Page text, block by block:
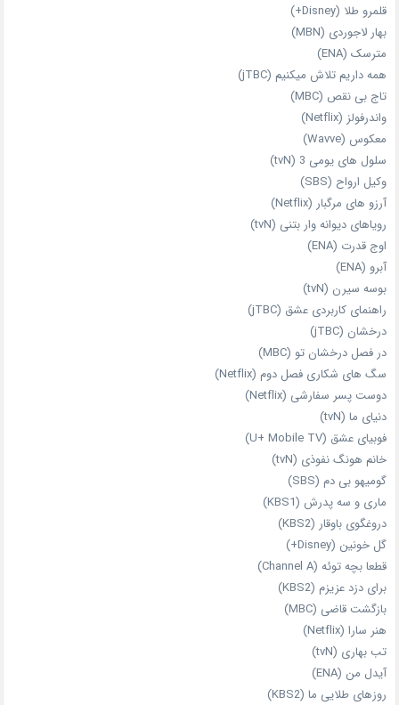
قلمرو طلا (Disney+)
بهار لاجوردی (MBN)
مترسک (ENA)
همه داریم تلاش میکنیم (jTBC)
تاج بی‌ نقص (MBC)
واندرفولز (Netflix)
معکوس (Wavve)
سلول های یومی 3 (tvN)
وکیل ارواح (SBS)
آرزو های مرگبار (Netflix)
رویاهای دیوانه‌ وار بتنی (tvN)
اوج قدرت (ENA)
آبرو (ENA)
بوسه سیرن (tvN)
راهنمای کاربردی عشق (jTBC)
درخشان (jTBC)
در فصل درخشان تو (MBC)
سگ های شکاری فصل دوم (Netflix)
دوست‌ پسر سفارشی (Netflix)
دنیای ما (tvN)
فوبیای عشق (U+ Mobile TV)
خانم هونگ نفوذی (tvN)
گومیهو بی دم (SBS)
ماری و سه پدرش (KBS1)
دروغگوی باوقار (KBS2)
گل خونین (Disney+)
قطعا بچه توئه (Channel A)
برای دزد عزیزم (KBS2)
بازگشت قاضی (MBC)
هنر سارا (Netflix)
تب بهاری (tvN)
آیدل من (ENA)
روزهای طلایی ما (KBS2)